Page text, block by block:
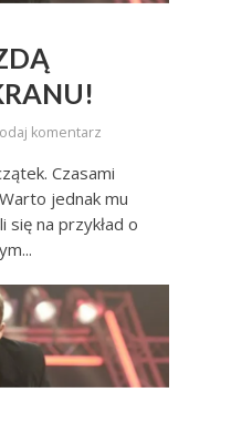
komentarz
Czasami
jednak mu
się na przykład o